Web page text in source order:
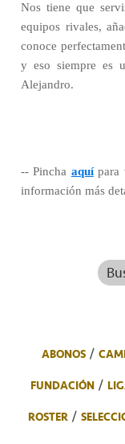
Nos tiene que
equipos rivales,
conoce
y eso siempre es
Alejandro.
-- Pincha aquípara
información más
ABONOS
FUNDACIÓN
ROSTER